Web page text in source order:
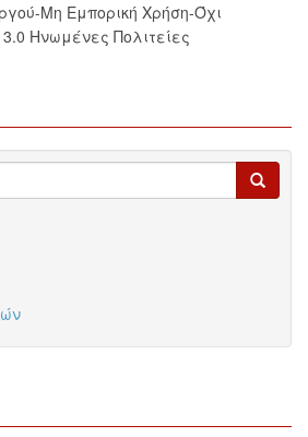
Μη Εμπορική Χρήση-Όχι
Ηνωμένες Πολιτείες